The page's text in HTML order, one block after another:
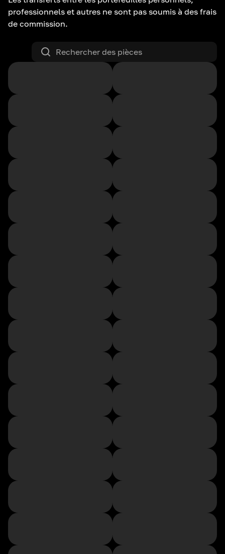
professionnels et autres ne sont pas soumis à des frais
de commission.